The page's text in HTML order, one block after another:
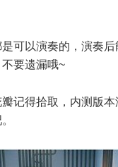
可以演奏的，演奏
不要遗漏哦~
记得拾取，内测版